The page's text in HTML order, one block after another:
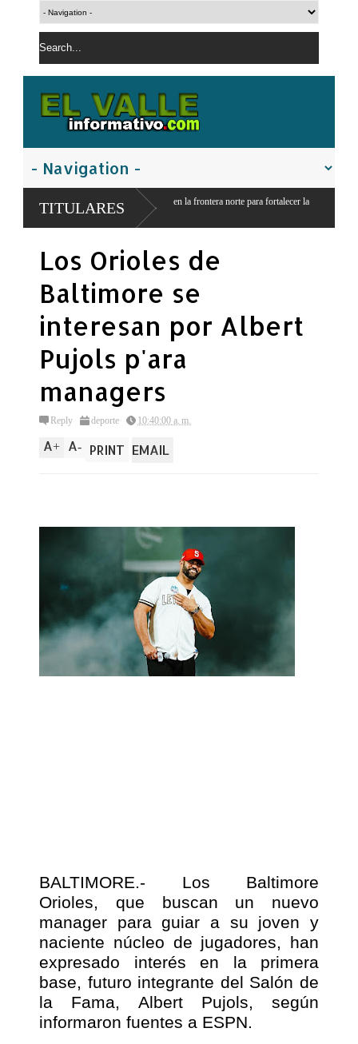
TITULARES
de obras en la frontera norte para fortalecer la
Los Orioles de
Baltimore se
interesan por Albert
Pujols p'ara
managers
Reply deporte 10:40:00 a. m.
A+ A- PRINT EMAIL
BALTIMORE.- Los Baltimore
Orioles, que buscan un nuevo
manager para guiar a su joven y
naciente núcleo de jugadores, han
expresado interés en la primera
base, futuro integrante del Salón de
la Fama, Albert Pujols, según
informaron fuentes a ESPN.